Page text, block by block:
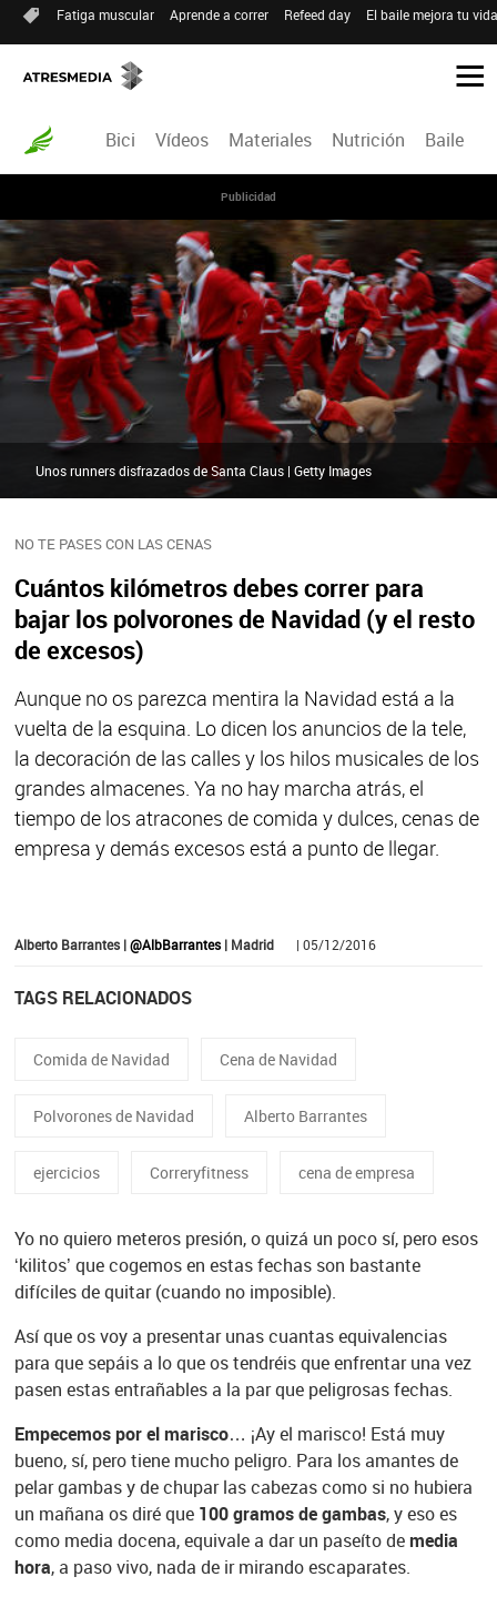
Fatiga muscular Aprende a correr Refeed day El baile mejora tu
Bici Vídeos Materiales Nutrición Baile
Publicidad
NO TE PASES CON LAS CENAS
Cuántos kilómetros debes correr para
bajar los polvorones de Navidad (y el resto
de excesos)
Aunque no os parezca mentira la Navidad está a la
vuelta de la esquina. Lo dicen los anuncios de la tele,
la decoración de las calles y los hilos musicales de los
grandes almacenes. Ya no hay marcha atrás, el
tiempo de los atracones de comida y dulces, cenas de
empresa y demás excesos está a punto de llegar.
Unos runners disfrazados de Santa Claus | Getty Images
Alberto Barrantes |@AlbBarrantes| Madrid | 05/12/2016
TAGS RELACIONADOS
Comida de Navidad Cena de Navidad
Polvorones de Navidad Alberto Barrantes
ejercicios Correryfitness cena de empresa
Yo no quiero meteros presión, o quizá un poco sí, pero esos
‘kilitos’ que cogemos en estas fechas son bastante
difíciles de quitar (cuando no imposible).
Así que os voy a presentar unas cuantas equivalencias
para que sepáis a lo que os tendréis que enfrentar una vez
pasen estas entrañables a la par que peligrosas fechas.
Empecemos por el marisco… ¡Ay el marisco! Está muy
bueno, sí, pero tiene mucho peligro. Para los amantes de
pelar gambas y de chupar las cabezas como si no hubiera
un mañana os diré que 100 gramos de gambas, y eso es
como media docena, equivale a dar un paseíto demedia
hora, a paso vivo, nada de ir mirando escaparates.